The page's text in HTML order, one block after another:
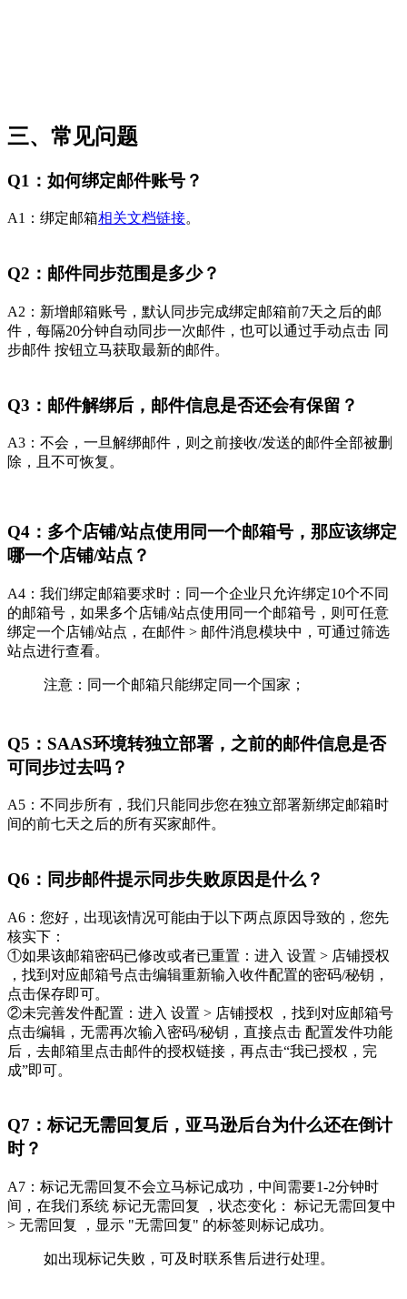
三、常见问题
Q1：如何绑定邮件账号？
A1：绑定邮箱相关文档链接。
Q2：邮件同步范围是多少？
A2：新增邮箱账号，默认同步完成绑定邮箱前7天之后的邮
件，每隔20分钟自动同步一次邮件，也可以通过手动点击 同
步邮件 按钮立马获取最新的邮件。
Q3：邮件解绑后，邮件信息是否还会有保留？
A3：不会，一旦解绑邮件，则之前接收/发送的邮件全部被删
除，且不可恢复。
Q4：多个店铺/站点使用同一个邮箱号，那应该绑定
哪一个店铺/站点？
A4：我们绑定邮箱要求时：同一个企业只允许绑定10个不同
的邮箱号，如果多个店铺/站点使用同一个邮箱号，则可任意
绑定一个店铺/站点，在邮件 > 邮件消息模块中，可通过筛选
站点进行查看。
注意：同一个邮箱只能绑定同一个国家；
Q5：SAAS环境转独立部署，之前的邮件信息是否
可同步过去吗？
A5：不同步所有，我们只能同步您在独立部署新绑定邮箱时
间的前七天之后的所有买家邮件。
Q6：同步邮件提示同步失败原因是什么？
A6：您好，出现该情况可能由于以下两点原因导致的，您先
核实下：
①如果该邮箱密码已修改或者已重置：进入 设置 > 店铺授权
，找到对应邮箱号点击编辑重新输入收件配置的密码/秘钥，
点击保存即可。
②未完善发件配置：进入 设置 > 店铺授权 ，找到对应邮箱号
点击编辑，无需再次输入密码/秘钥，直接点击 配置发件功能
后，去邮箱里点击邮件的授权链接，再点击“我已授权，完
成”即可。
Q7：标记无需回复后，亚马逊后台为什么还在倒计
时？
A7：标记无需回复不会立马标记成功，中间需要1-2分钟时
间，在我们系统 标记无需回复 ，状态变化： 标记无需回复中
> 无需回复 ，显示 "无需回复" 的标签则标记成功。
如出现标记失败，可及时联系售后进行处理。